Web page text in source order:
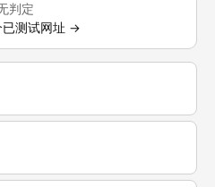
判定
测试网址 →